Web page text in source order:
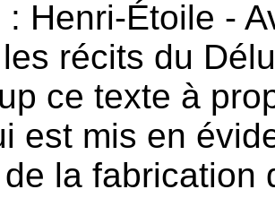
: Henri-Étoile -
récits du
ce texte à
est mis en
la fabrication